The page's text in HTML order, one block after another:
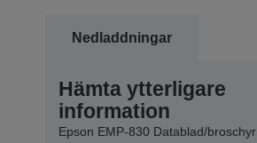
Nedladdningar
Hämta ytterligare
information
Epson EMP-830 Datablad/broschyr